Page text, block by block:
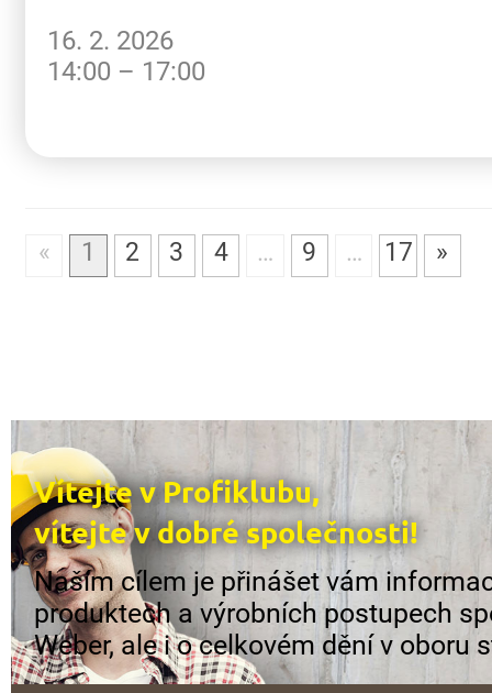
16. 2. 2026
14:00 – 17:00
« 1 2 3 4 … 9 … 17 »
Vítejte v Profiklubu,
vítejte v dobré společnosti!
Naším cílem je přinášet vám
produktech a výrobních postupech
Weber, ale i o celkovém dění v oboru